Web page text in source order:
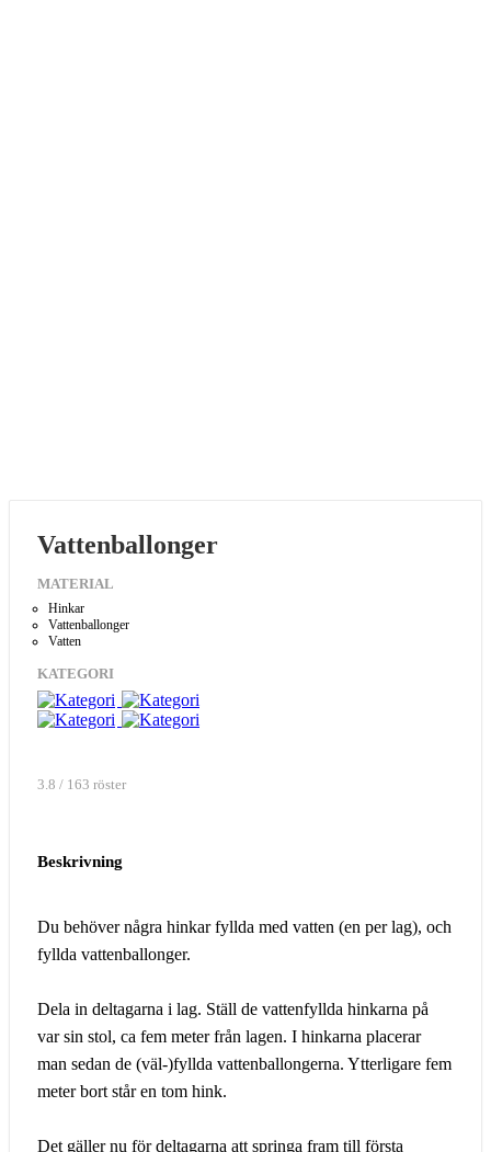
Vattenballonger
MATERIAL
Hinkar
Vattenballonger
Vatten
KATEGORI
3.8 / 163 röster
Beskrivning
Du behöver några hinkar fyllda med vatten (en per lag), och
fyllda vattenballonger.
Dela in deltagarna i lag. Ställ de vattenfyllda hinkarna på
var sin stol, ca fem meter från lagen. I hinkarna placerar
man sedan de (väl-)fyllda vattenballongerna. Ytterligare fem
meter bort står en tom hink.
Det gäller nu för deltagarna att springa fram till första